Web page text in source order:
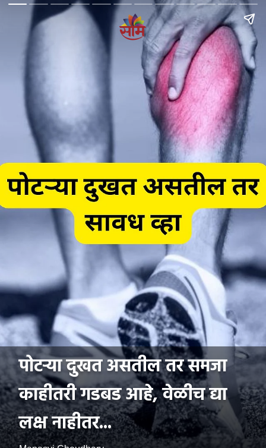
पोटऱ्या दुखत असतील तर समजा
काहीतरी गडबड आहे, वेळीच द्या
लक्ष नाहीतर...